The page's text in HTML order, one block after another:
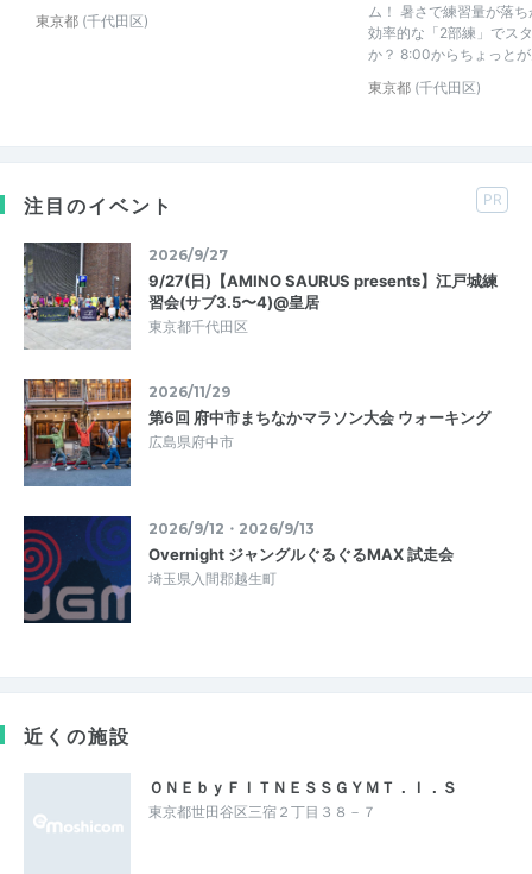
東京都 (千代田区)
ム！ 暑さで練習量が落
効率的な「2部練」でス
か？ 8:00からちょっと
東京都 (千代田区)
注目のイベント PR
2026/9/27
9/27(日)【AMINO SAURUS presents】江戸城練
習会(サブ3.5〜4)@皇居
東京都千代田区
2026/11/29
第6回 府中市まちなかマラソン大会 ウォーキング
広島県府中市
2026/9/12・2026/9/13
Overnight ジャングルぐるぐるMAX 試走会
埼玉県入間郡越生町
近くの施設
ＯＮＥｂｙＦＩＴＮＥＳＳＧＹＭＴ．Ｉ．Ｓ
東京都世田谷区三宿２丁目３８－７